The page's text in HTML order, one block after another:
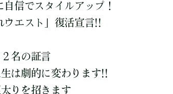
信でスタイルアップ！
ウエスト」復活宣言!!
名の証言
劇的に変わります!!
りを招きます